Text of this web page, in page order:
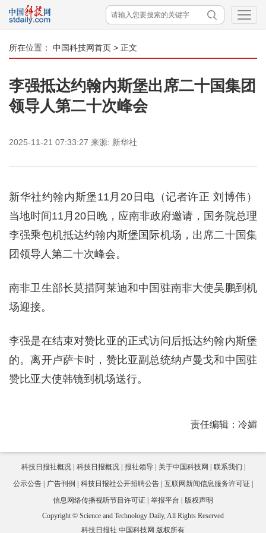
所在位置： 中国科技网首页 > 正文
李强抵达约翰内斯堡出席二十国集团
领导人第二十次峰会
2025-11-21 07:33:27 来源: 新华社
新华社约翰内斯堡11月20日电（记者许正 刘博伟）
当地时间11月20日晚，应南非政府邀请，国务院总理
李强乘包机抵达约翰内斯堡国际机场，出席二十国集
团领导人第二十次峰会。
南非卫生部长莫措阿莱迪和中国驻南非大使吴鹏到机
场迎接。
李强是在结束对赞比亚的正式访问后抵达约翰内斯堡
的。离开卢萨卡时，赞比亚副总统纳卢曼戈和中国驻
赞比亚大使韩镜到机场送行。
责任编辑：冷媚
科技日报社概况 科技日报概况 报社领导 关于中国科技网
联系我们
公示公告
广告刊例 科技日报社公开招聘公告
互联网新闻信息服务许可证
信息网络传播视听节目许可证
举报平台
版权声明
Copyright © Science and Technology Daily, All Rights Reserved
科技日报社 中国科技网 版权所有